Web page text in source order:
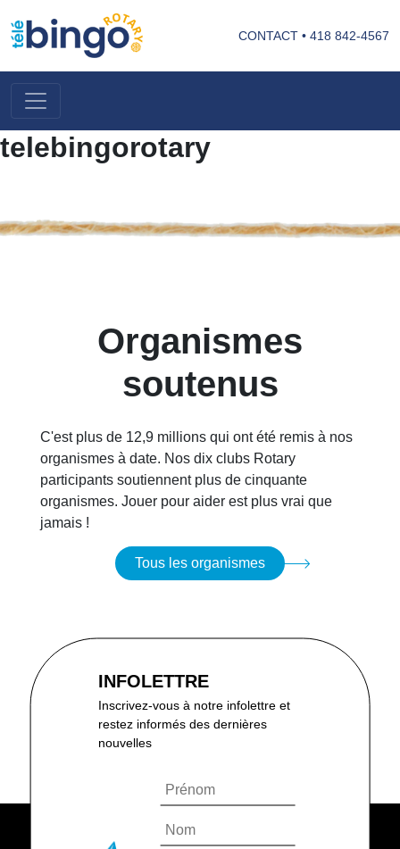
CONTACT • 418 842-4567
telebingorotary
Organismes
soutenus
C'est plus de 12,9 millions qui ont été remis à nos
organismes à date. Nos dix clubs Rotary
participants soutiennent plus de cinquante
organismes. Jouer pour aider est plus vrai que
jamais !
Tous les organismes
INFOLETTRE
Inscrivez-vous à notre infolettre et
restez informés des dernières
nouvelles